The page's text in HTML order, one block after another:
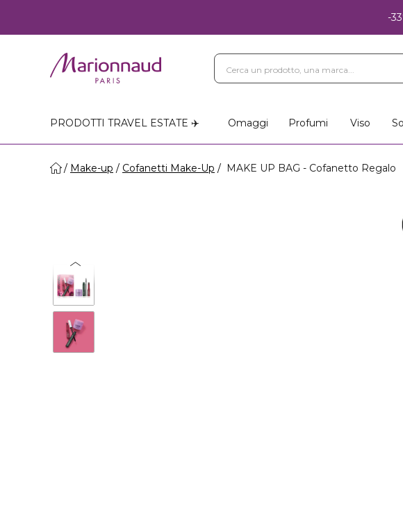
-
PRODOTTI TRAVEL ESTATE ✈️ Omaggi Profumi Viso
Make-up Cofanetti Make-Up MAKE UP BAG - Cofanetto Regalo